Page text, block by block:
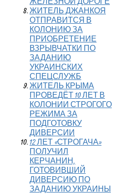
ЖИТЕЛЬ ДЖАНКОЯ
ОТПРАВИТСЯ В
КОЛОНИЮ ЗА
ПРИОБРЕТЕНИЕ
ВЗРЫВЧАТКИ ПО
ЗАДАНИЮ
УКРАИНСКИХ
СПЕЦСЛУЖБ
ЖИТЕЛЬ КРЫМА
ПРОВЕДЁТ 10 ЛЕТ В
КОЛОНИИ СТРОГОГО
РЕЖИМА ЗА
ПОДГОТОВКУ
ДИВЕРСИИ
12 ЛЕТ «СТРОГАЧА»
ПОЛУЧИЛ
КЕРЧАНИН,
ГОТОВИВШИЙ
ДИВЕРСИЮ ПО
ЗАДАНИЮ УКРАИНЫ